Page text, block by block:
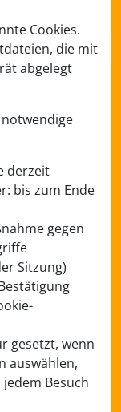
Cookies.
die mit
abgelegt
derzeit
bis zum Ende
gegen
Sitzung)
gesetzt, wenn
auswählen,
Besuch